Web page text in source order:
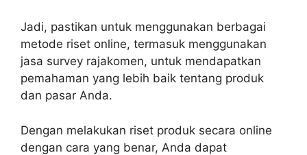
Jadi, pastikan untuk menggunakan berbagai
metode riset online, termasuk menggunakan
jasa survey rajakomen, untuk mendapatkan
pemahaman yang lebih baik tentang produk
dan pasar Anda.
Dengan melakukan riset produk secara online
dengan cara yang benar, Anda dapat